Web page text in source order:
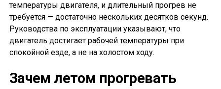
температуры двигателя, и длительный прогрев не
требуется — достаточно нескольких десятков секунд.
Руководства по эксплуатации указывают, что
двигатель достигает рабочей температуры при
спокойной езде, а не на холостом ходу.
Зачем летом прогревать